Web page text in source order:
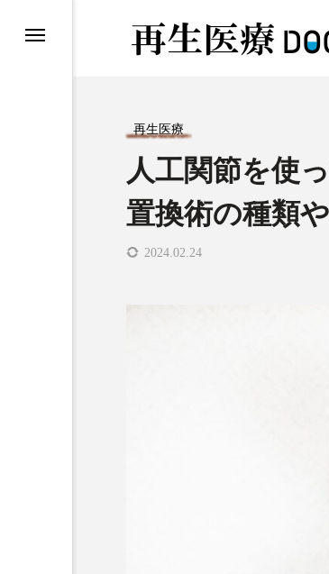
再生医療
AGAは予防でき
療法、生活習慣
再生医療
人工関節を使
置換術の種類
2024.02.24